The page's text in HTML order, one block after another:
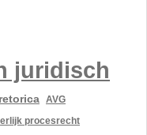
juridisch
AVG
procesrecht